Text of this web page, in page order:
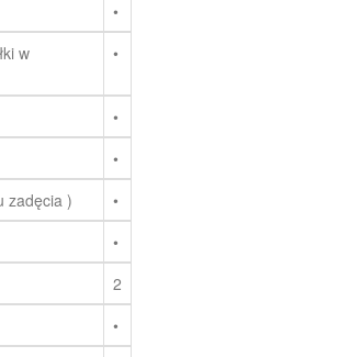
•
w
•
•
•
zadęcia )
•
•
2
•